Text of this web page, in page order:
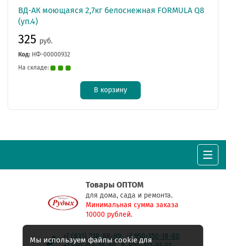
ВД-АК моющаяся 2,7кг белоснежная FORMULA Q8
(уп.4)
325 руб.
Код: НФ-00000932
На складе:
В корзину
Товары ОПТОМ
для дома, сада и ремонта.
Минимальная сумма заказа
10000 рублей.
+7 (831) 218-88-89
+7 950-350-18-80
Мы используем файлы cookie для